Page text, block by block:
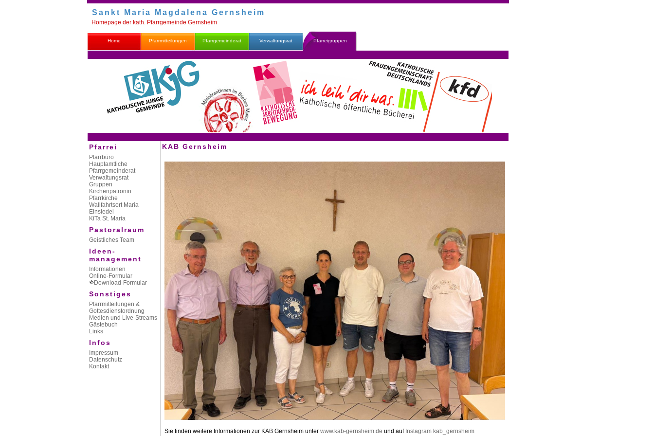
Sankt Maria Magdalena Gernsheim
Homepage der kath. Pfarrgemeinde Gernsheim
Home Pfarrmitteilungen Pfarrgemeinderat Verwaltungsrat Pfarreigruppen
Pfarrei
Pfarrbüro
Hauptamtliche
Pfarrgemeinderat
Verwaltungsrat
Gruppen
Kirchenpatronin
Pfarrkirche
Wallfahrtsort Maria
Einsiedel
KiTa St. Maria
Pastoralraum
Geistliches Team
Ideen-
management
Informationen
Online-Formular
Download-Formular
Sonstiges
Pfarrmitteilungen &
Gottesdienstordnung
Medien und Live-Streams
Gästebuch
Links
Infos
Impressum
Datenschutz
Kontakt
KAB Gernsheim
Sie finden weitere Informationen zur KAB Gernsheim unter www.kab-gernsheim.de und auf Instagram kab_gernsheim